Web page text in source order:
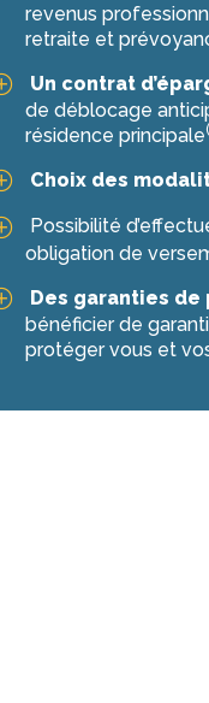
revenus
retraite et
Un contrat
de déblocage
résidence principale
Choix des
Possibilité
obligation de
Des garanties de
bénéficier de
protéger vous et